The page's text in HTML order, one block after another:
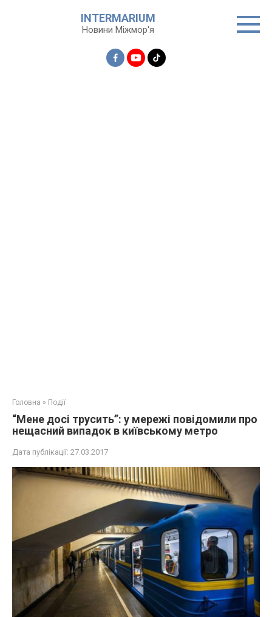
INTERMARIUM
Новини Міжмор'я
Головна » Події
“Мене досі трусить”: у мережі повідомили про
нещасний випадок в київському метро
Дата публікації: 27.03.2017